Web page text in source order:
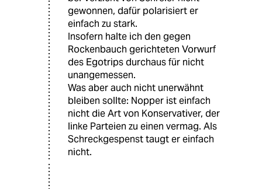
gewonnen, dafür polarisiert er
einfach zu stark.
Insofern halte ich den gegen
Rockenbauch gerichteten Vorwurf
des Egotrips durchaus für nicht
unangemessen.
Was aber auch nicht unerwähnt
bleiben sollte: Nopper ist einfach
nicht die Art von Konservativer, der
linke Parteien zu einen vermag. Als
Schreckgespenst taugt er einfach
nicht.